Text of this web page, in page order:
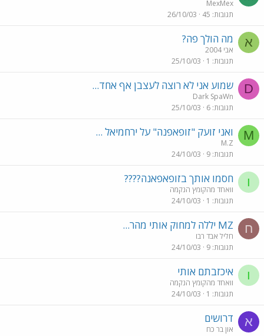
MexMex
תגובות 45
26/10/03
א מה הולך פה?
אבי 2004
תגובות 1
25/10/03
D שמוע אני לא רוצה לעצבן אף אחד...
Dark SpaWn
תגובות 6
25/10/03
M ואני זועק "זופאפנה" על ירחמיאל ...
M.Z
תגובות 9
24/10/03
ו חסמו אותך בזופאפאנה????
וואחד מהקומץ הנקמה
תגובות 1
24/10/03
ח MZ יללה למחוק אותי מהר...
חליל אבד רבו
תגובות 9
24/10/03
ו איכזבתם אותי
וואחד מהקומץ הנקמה
תגובות 1
24/10/03
א דרושים
און בר כח